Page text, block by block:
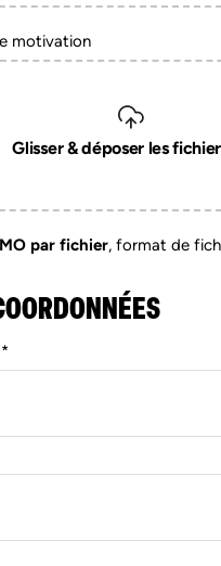
motivation
Glisser & déposer les
par fichier, format de